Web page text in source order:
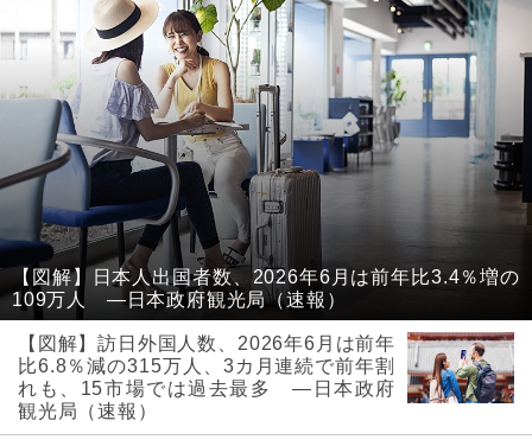
【図解】日本人出国者数、2026年6月は前年比3.4％増の
109万人 ―日本政府観光局（速報）
【図解】訪日外国人数、2026年6月は前年
比6.8％減の315万人、3カ月連続で前年割
れも、15市場では過去最多 ―日本政府
観光局（速報）